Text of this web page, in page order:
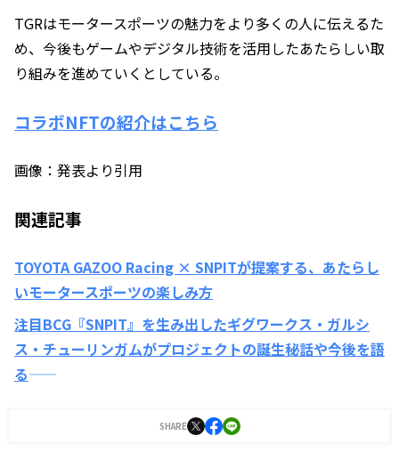
TGRはモータースポーツの魅力をより多くの人に伝えるた
め、今後もゲームやデジタル技術を活用したあたらしい取
り組みを進めていくとしている。
コラボNFTの紹介はこちら
画像：発表より引用
関連記事
TOYOTA GAZOO Racing × SNPITが提案する、あたらし
いモータースポーツの楽しみ方
注目BCG『SNPIT』を生み出したギグワークス・ガルシ
ス・チューリンガムがプロジェクトの誕生秘話や今後を語
る――
SHARE